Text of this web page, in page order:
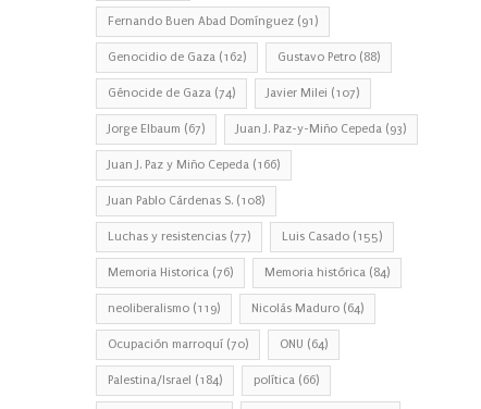
Fernando Buen Abad Domínguez (91)
Genocidio de Gaza (162) Gustavo Petro (88)
Génocide de Gaza (74) Javier Milei (107)
Jorge Elbaum (67) Juan J. Paz-y-Miño Cepeda (93)
Juan J. Paz y Miño Cepeda (166)
Juan Pablo Cárdenas S. (108)
Luchas y resistencias (77) Luis Casado (155)
Memoria Historica (76) Memoria histórica (84)
neoliberalismo (119) Nicolás Maduro (64)
Ocupación marroquí (70) ONU (64)
Palestina/Israel (184) política (66)